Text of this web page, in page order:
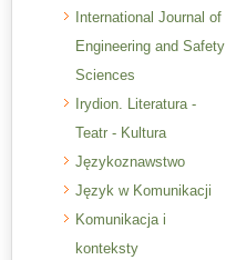
International Journal of
Engineering and Safety
Sciences
Irydion. Literatura -
Teatr - Kultura
Językoznawstwo
Język w Komunikacji
Komunikacja i
konteksty